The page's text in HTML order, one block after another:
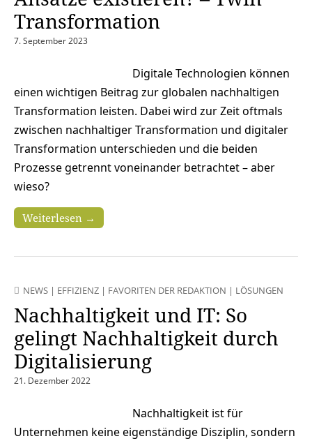
Transformation
7. September 2023
Digitale Technologien können
einen wichtigen Beitrag zur globalen nachhaltigen
Transformation leisten. Dabei wird zur Zeit oftmals
zwischen nachhaltiger Transformation und digitaler
Transformation unterschieden und die beiden
Prozesse getrennt voneinander betrachtet – aber
wieso?
Weiterlesen →
NEWS | EFFIZIENZ | FAVORITEN DER REDAKTION | LÖSUNGEN
Nachhaltigkeit und IT: So
gelingt Nachhaltigkeit durch
Digitalisierung
21. Dezember 2022
Nachhaltigkeit ist für
Unternehmen keine eigenständige Disziplin, sondern